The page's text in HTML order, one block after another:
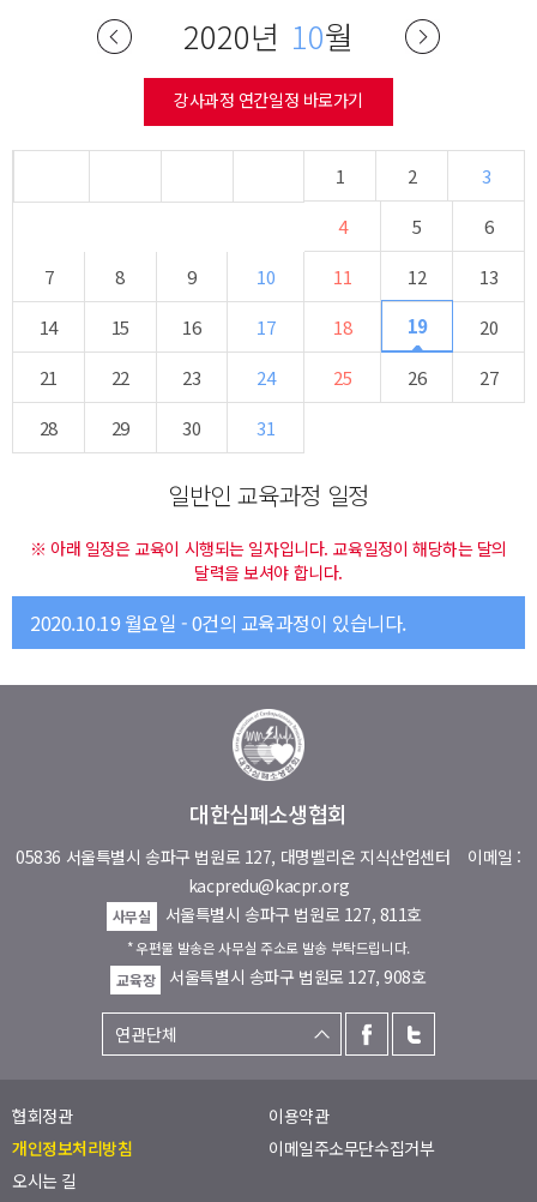
2020년 10월
강사과정 연간일정 바로가기
1 2
3
4
5
6
7
8 9 10 11 12
13
14
15 16 17 18 19
20
21
22 23 24 25 26
27
28
29 30 31
일반인 교육과정 일정
※ 아래 일정은 교육이 시행되는 일자입니다. 교육일정이 해당하는 달의
달력을 보셔야 합니다.
2020.10.19 월요일 - 0건의 교육과정이 있습니다.
대한심폐소생협회
05836 서울특별시 송파구 법원로 127, 대명벨리온 지식산업센터 이메일 :
kacpredu@kacpr.org
사무실 서울특별시 송파구 법원로 127, 811호
* 우편물 발송은 사무실 주소로 발송 부탁드립니다.
교육장
서울특별시 송파구 법원로 127, 908호
협회정관
이용약관
개인정보처리방침
이메일주소무단수집거부
오시는 길